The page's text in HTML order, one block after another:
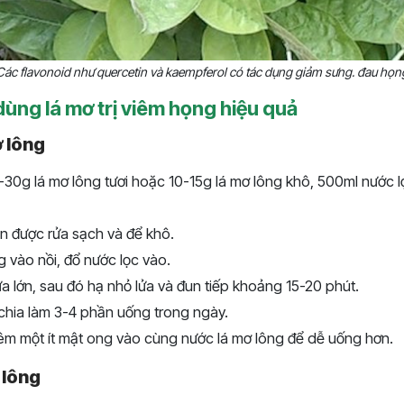
flavonoid như quercetin và kaempferol có tác dụng giảm sưng. đau
lá mơ trị viêm họng hiệu quả
lông
lá mơ lông tươi hoặc 10-15g lá mơ lông khô, 500ml nước
được rửa sạch và để khô.
vào nồi, đổ nước lọc vào.
lớn, sau đó hạ nhỏ lửa và đun tiếp khoảng 15-20 phút.
làm 3-4 phần uống trong ngày.
một ít mật ong vào cùng nước lá mơ lông để dễ uống hơn.